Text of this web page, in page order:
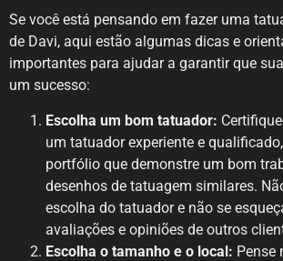
Se você está pensando em fazer uma
de Davi, aqui estão algumas dicas e
importantes para ajudar a garantir que
um sucesso:
Escolha um bom tatuador:
um tatuador experiente e
portfólio que demonstre um bom
desenhos de tatuagem similares.
escolha do tatuador e não se
avaliações e opiniões de outros
Escolha o tamanho e o local: Pense